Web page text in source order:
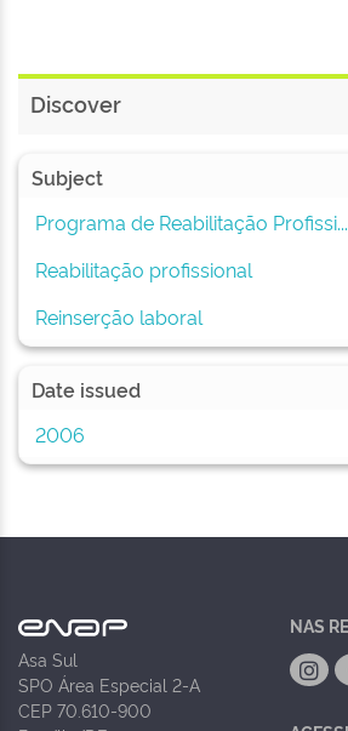
Discover
Subject
Programa de Reabilitação Profissi...
Reabilitação profissional
Reinserção laboral
Date issued
2006
Asa Sul
SPO Área Especial 2-A
CEP 70.610-900
NAS